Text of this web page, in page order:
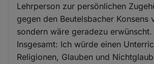
Lehrperson zur persönlichen
gegen den Beutelsbacher Konsens
sondern wäre geradezu erwünscht.
Insgesamt: Ich würde einen
Religionen, Glauben und